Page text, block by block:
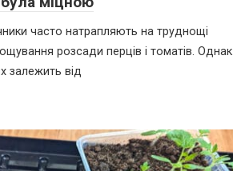
часто натрапляють на труднощі
розсади перців і томатів. Однак
залежить від